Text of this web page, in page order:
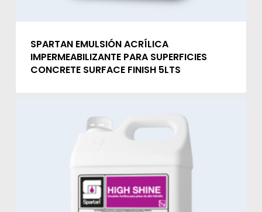
SPARTAN EMULSIÓN ACRÍLICA
IMPERMEABILIZANTE PARA SUPERFICIES
CONCRETE SURFACE FINISH 5LTS